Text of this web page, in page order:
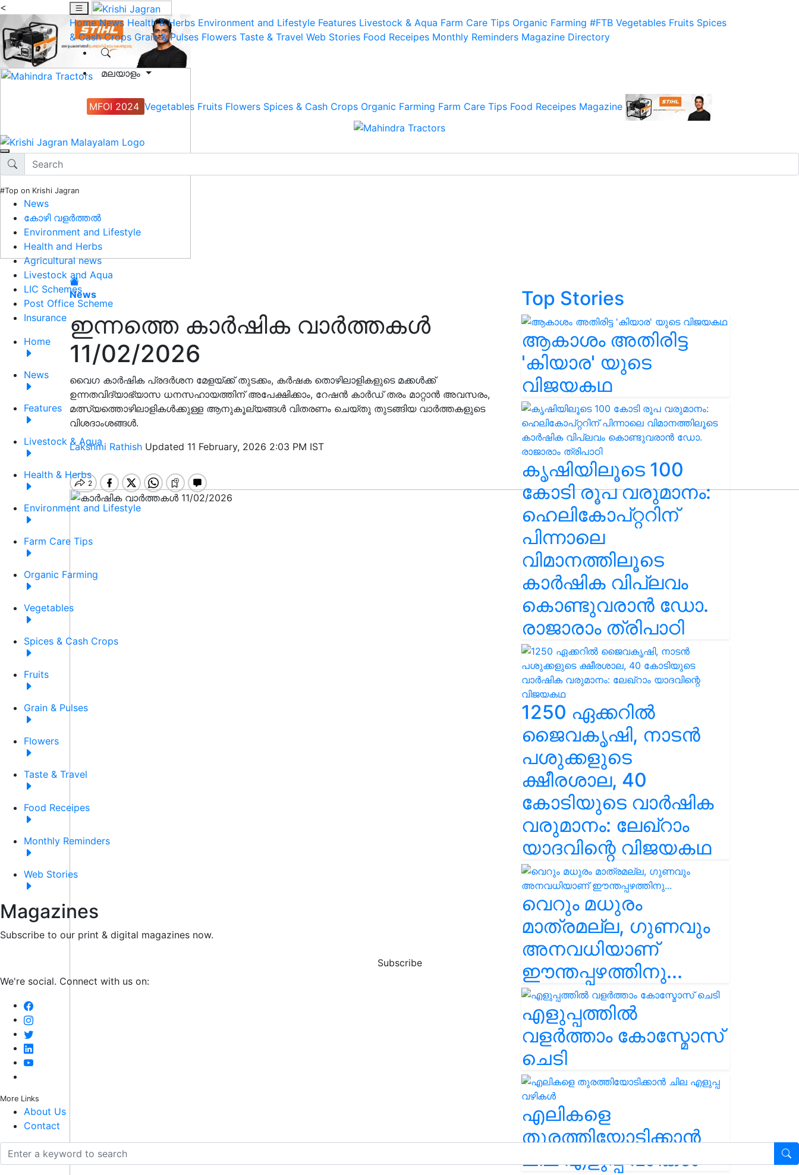
<
Home News Health & Herbs Environment and Lifestyle Features Livestock & Aqua Farm Care Tips Organic Farming #FTB Vegetables Fruits Spices
& Cash Crops Grain & Pulses Flowers Taste & Travel Web Stories Food Receipes Monthly Reminders Magazine Directory
മലയാളം
MFOI 2024 Vegetables Fruits Flowers Spices & Cash Crops Organic Farming Farm Care Tips Food Receipes Magazine
#Top on Krishi Jagran
News
കോഴി വളർത്തൽ
Environment and Lifestyle
Health and Herbs
Agricultural news
Livestock and Aqua
LIC Schemes
Post Office Scheme
Insurance
Home
News
Features
Livestock & Aqua
Health & Herbs
Environment and Lifestyle
Farm Care Tips
Organic Farming
Vegetables
Spices & Cash Crops
Fruits
Grain & Pulses
Flowers
Taste & Travel
Food Receipes
Monthly Reminders
Web Stories
Magazines
Subscribe to our print & digital magazines now.
Subscribe
We're social. Connect with us on:
More Links
About Us
Contact
News
ഇന്നത്തെ കാർഷിക വാർത്തകൾ
11/02/2026
വൈഗ കാർഷിക പ്രദർശന മേളയ്ക്ക് തുടക്കം, കർഷക തൊഴിലാളികളുടെ മക്കൾക്ക്
ഉന്നതവിദ്യാഭ്യാസ ധനസഹായത്തിന് അപേക്ഷിക്കാം, റേഷന്‍ കാര്‍ഡ് തരം മാറ്റാന്‍ അവസരം,
മത്സ്യത്തൊഴിലാളികള്‍ക്കുള്ള ആനുകൂല്യങ്ങള്‍ വിതരണം ചെയ്തു തുടങ്ങിയ വാർത്തകളുടെ
വിശദാംശങ്ങൾ.
Lakshmi Rathish Updated 11 February, 2026 2:03 PM IST
Top Stories
ആകാശം അതിരിട്ട
'കിയാര' യുടെ
വിജയകഥ
കൃഷിയിലൂടെ 100
കോടി രൂപ വരുമാനം:
ഹെലികോപ്റ്ററിന്
പിന്നാലെ
വിമാനത്തിലൂടെ
കാർഷിക വിപ്ലവം
കൊണ്ടുവരാൻ ഡോ.
രാജാരാം ത്രിപാഠി
1250 ഏക്കറിൽ
ജൈവകൃഷി, നാടൻ
പശുക്കളുടെ
ക്ഷീരശാല, 40
കോടിയുടെ വാർഷിക
വരുമാനം: ലേഖ്‌റാം
യാദവിന്റെ വിജയകഥ
വെറും മധുരം
മാത്രമല്ല, ഗുണവും
അനവധിയാണ്
ഈന്തപ്പഴത്തിനു...
എളുപ്പത്തിൽ
വളർത്താം കോസ്മോസ്
ചെടി
എലികളെ
തുരത്തിയോടിക്കാൻ
ചില എളുപ്പ വഴികൾ